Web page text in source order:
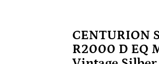
CENTURION
R2000 D EQ